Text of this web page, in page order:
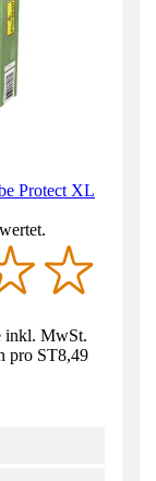
Protect XL
inkl. MwSt.
pro ST8,49